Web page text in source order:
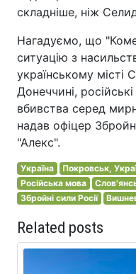
складніше, ніж
Нагадуємо, що
ситуацію з
українському
Донеччині,
вбивства серед
надав офіцер
"Алекс".
Україна Покровськ,
Російська мова
Збройні сили Росії
Related posts